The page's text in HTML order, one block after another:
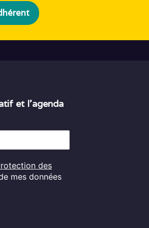
et l’agenda
des
mes données